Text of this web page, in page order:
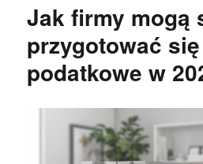
Jak firmy mogą
przygotować
podatkowe w